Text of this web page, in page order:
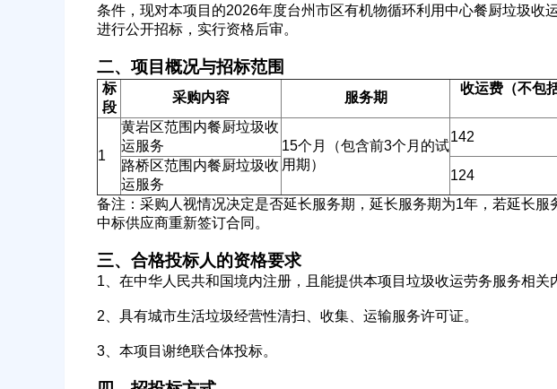
条件，现对本项目的2026年度台州市区有机物循环利用中心餐厨垃圾收
进行公开招标，实行资格后审。
二、项目概况与招标范围
标
段
采购内容 服务期
收运费（不包
1
黄岩区范围内餐厨垃圾收
运服务
15个月（包含前3个月的试
用期）
142
路桥区范围内餐厨垃圾收
运服务
124
备注：采购人视情况决定是否延长服务期，延长服务期为1年，若延长
中标供应商重新签订合同。
三、合格投标人的资格要求
1、在中华人民共和国境内注册，且能提供本项目垃圾收运劳务服务相关
2、具有城市生活垃圾经营性清扫、收集、运输服务许可证。
3、本项目谢绝联合体投标。
经办人